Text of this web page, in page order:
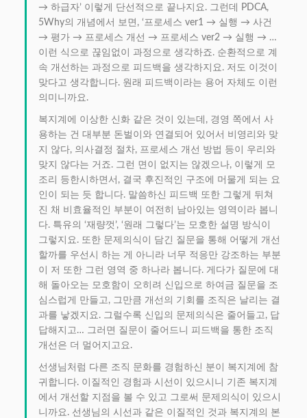
→ 하급자’ 이렇게 단선적으로 끝나지요. 그런데 PDCA,
5Why의 개념에서 보면, ‘프로세스 ver1 → 실행 → 사건
→ 평가 → 프로세스 개선 → 프로세스 ver2 → 실행 → …
이런 식으로 끊임없이 과정으로 생각하죠. 순환적으로 계
속 개선하는 과정으로 피드백을 생각하지요. 저도 이것이
맞다고 생각합니다. 원래 피드백이라는 용어 자체도 이런
의미니까요.
복지계에 이상한 신화 같은 것이 있는데, 경영 쪽에서 사
용하는 건 대부분 돈벌이와 연결되어 있어서 비영리와 맞
지 않다, 의사결정 절차, 프로세스 개선 방법 등이 우리와
맞지 않다는 거죠. 그런 면이 없지는 않겠으나, 이렇게 모
조리 등한시하면서, 결국 후진적인 구조에 머물게 되는 요
인이 되는 듯 합니다. 말씀하신 피드백 또한 그렇게 뒤쳐
진 채 비효율적인 부분이 여전히 남아있는 영역이라 봅니
다. 특유의 ‘재량껏’, ‘원래 그렇다’는 모호한 설명 방식이
그렇지요. 또한 문제의식이 담긴 질문을 통해 어떻게 개선
할까를 우선시 하는 게 아니라 너무 적응만 강조하는 부분
이 저 또한 그런 영역 중 하나라 봅니다. 게다가 질문에 대
해 돌아오는 모호함이 오히려 신입으로 하여금 질문을 조
심스럽게 만들고, 그만큼 개선의 기회를 조직은 날리는 결
과를 낳겠지요. 그럴수록 신입의 문제의식은 줄어들고, 답
답해지고… 그러면 질문이 줄어드니 피드백을 통한 조직
개선은 더 멀어지고요.
선생님처럼 다른 조직 문화를 경험하신 분이 복지계에 참
귀합니다. 이질적인 경험과 시선이 있으시니 기존 복지계
에서 개선할 지점을 볼 수 있고 그로써 문제의식이 있으시
니까요. 선생님의 시선과 같은 이질적인 것과 복지계의 본